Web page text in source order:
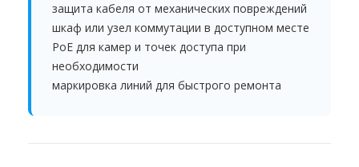
защита кабеля от механических повреждений
шкаф или узел коммутации в доступном месте
PoE для камер и точек доступа при
необходимости
маркировка линий для быстрого ремонта